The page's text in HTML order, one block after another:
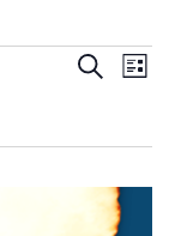
en
Zoeken
Lijst